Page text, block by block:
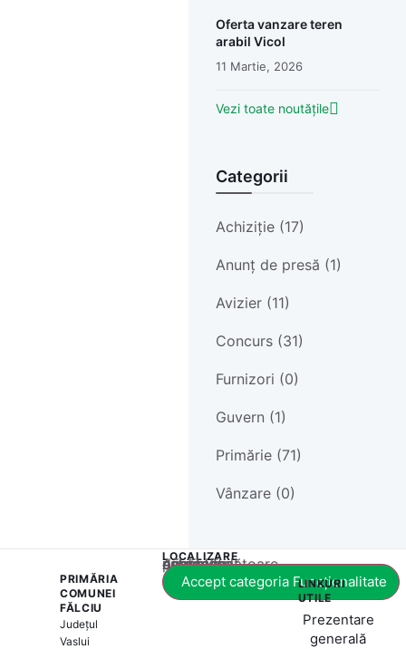
Oferta vanzare teren
arabil Vicol
11 Martie, 2026
Vezi toate noutățile
Categorii
Achiziție (17)
Anunț de presă (1)
Avizier (11)
Concurs (31)
Furnizori (0)
Guvern (1)
Primărie (71)
Vânzare (0)
PRIMĂRIA
COMUNEI
FĂLCIU
Județul
Vaslui
LOCALIZARE
Acest conținut este blocat până când acceptați categoria corespunzătoare de cookie-uri.
Accept categoria Funcționalitate
LINKURI
UTILE
Prezentare
generală